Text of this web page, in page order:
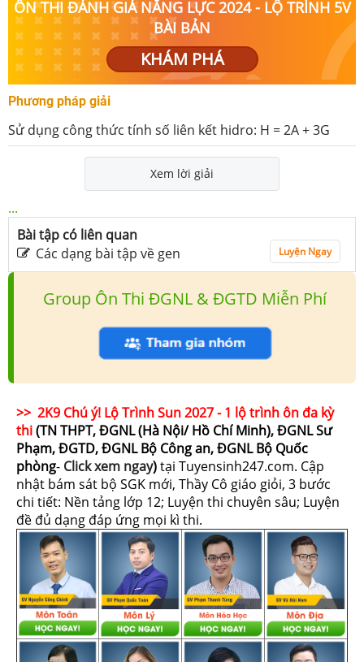
ÔN THI ĐÁNH GIÁ NĂNG LỰC 2024 - LỘ TRÌNH 5V
BÀI BẢN
KHÁM PHÁ
Phương pháp giải
Sử dụng công thức tính số liên kết hidro: H = 2A + 3G
Xem lời giải
...
Bài tập có liên quan
Các dạng bài tập về gen
Luyện Ngay
Group Ôn Thi ĐGNL & ĐGTD Miễn Phí
>> 2K9 Chú ý! Lộ Trình Sun 2027 - 1 lộ trình ôn đa kỳ
thi(TN THPT, ĐGNL (Hà Nội/ Hồ Chí Minh), ĐGNL Sư
Phạm, ĐGTD, ĐGNL Bộ Công an, ĐGNL Bộ Quốc
phòng- Click xem ngay)tại Tuyensinh247.com. Cập
nhật bám sát bộ SGK mới, Thầy Cô giáo giỏi, 3 bước
chi tiết: Nền tảng lớp 12; Luyện thi chuyên sâu; Luyện
đề đủ dạng đáp ứng mọi kì thi.